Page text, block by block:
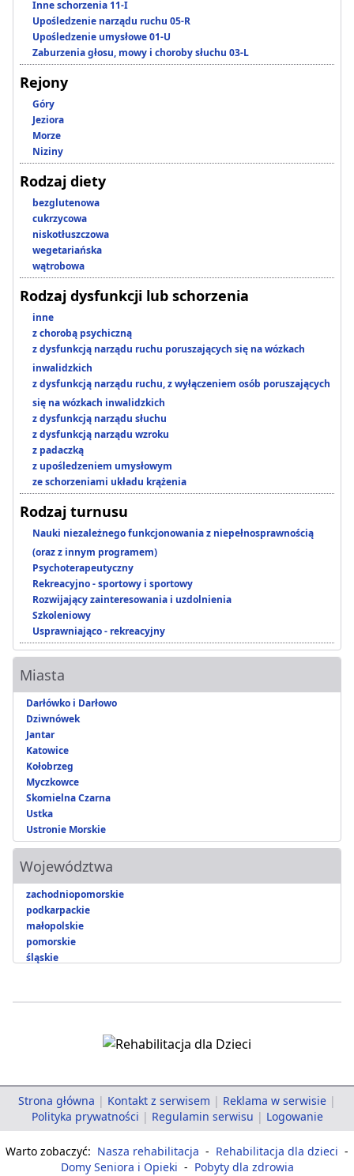
Inne schorzenia 11-I
Upośledzenie narządu ruchu 05-R
Upośledzenie umysłowe 01-U
Zaburzenia głosu, mowy i choroby słuchu 03-L
Rejony
Góry
Jeziora
Morze
Niziny
Rodzaj diety
bezglutenowa
cukrzycowa
niskotłuszczowa
wegetariańska
wątrobowa
Rodzaj dysfunkcji lub schorzenia
inne
z chorobą psychiczną
z dysfunkcją narządu ruchu poruszających się na wózkach
inwalidzkich
z dysfunkcją narządu ruchu, z wyłączeniem osób poruszających
się na wózkach inwalidzkich
z dysfunkcją narządu słuchu
z dysfunkcją narządu wzroku
z padaczką
z upośledzeniem umysłowym
ze schorzeniami układu krążenia
Rodzaj turnusu
Nauki niezależnego funkcjonowania z niepełnosprawnością
(oraz z innym programem)
Psychoterapeutyczny
Rekreacyjno - sportowy i sportowy
Rozwijający zainteresowania i uzdolnienia
Szkoleniowy
Usprawniająco - rekreacyjny
Miasta
Darłówko i Darłowo
Dziwnówek
Jantar
Katowice
Kołobrzeg
Myczkowce
Skomielna Czarna
Ustka
Ustronie Morskie
Województwa
zachodniopomorskie
podkarpackie
małopolskie
pomorskie
śląskie
Strona główna | Kontakt z serwisem | Reklama w serwisie |
Polityka prywatności | Regulamin serwisu | Logowanie
Warto zobaczyć: Nasza rehabilitacja - Rehabilitacja dla dzieci -
Domy Seniora i Opieki - Pobyty dla zdrowia